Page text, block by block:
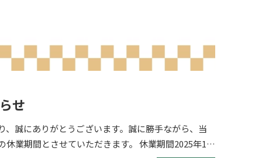
せ
、誠にありがとうございます。誠に勝手ながら、当
休業期間とさせていただきます。 休業期間2025年12